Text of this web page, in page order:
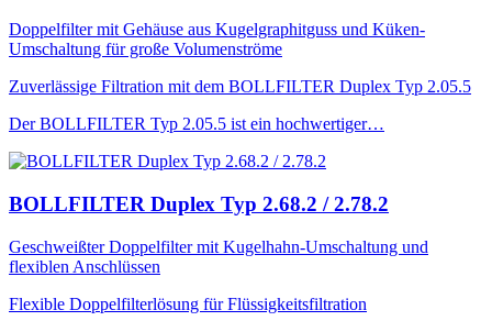
Doppelfilter mit Gehäuse aus Kugelgraphitguss und Küken-
Umschaltung für große Volumenströme
Zuverlässige Filtration mit dem BOLLFILTER Duplex Typ 2.05.5
Der BOLLFILTER Typ 2.05.5 ist ein hochwertiger…
BOLLFILTER Duplex Typ 2.68.2 / 2.78.2
Geschweißter Doppelfilter mit Kugelhahn-Umschaltung und
flexiblen Anschlüssen
Flexible Doppelfilterlösung für Flüssigkeitsfiltration